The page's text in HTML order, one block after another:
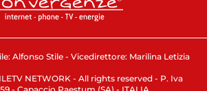
Alfonso Stile - Vicedirettore: Marilina Letizia
NETWORK - All rights reserved - P. Iva